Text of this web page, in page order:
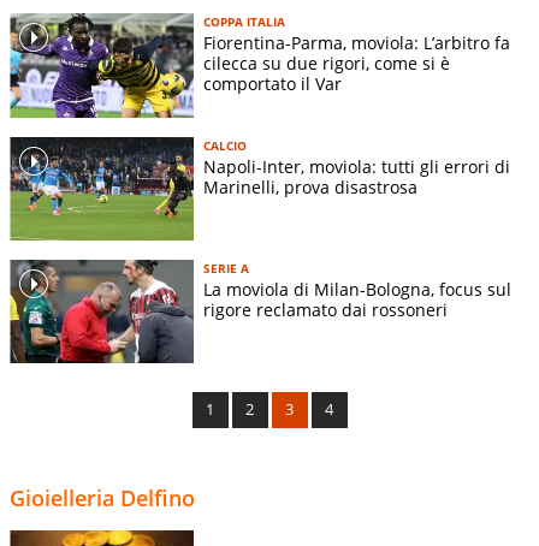
COPPA ITALIA
Fiorentina-Parma, moviola: L’arbitro fa
cilecca su due rigori, come si è
comportato il Var
CALCIO
Napoli-Inter, moviola: tutti gli errori di
Marinelli, prova disastrosa
SERIE A
La moviola di Milan-Bologna, focus sul
rigore reclamato dai rossoneri
1 2 3 4
Gioielleria Delfino